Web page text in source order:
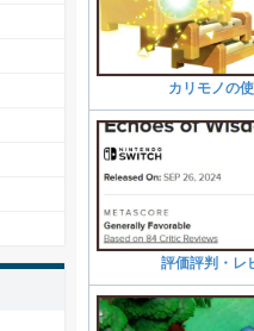
カリモノの
評価評判・レ